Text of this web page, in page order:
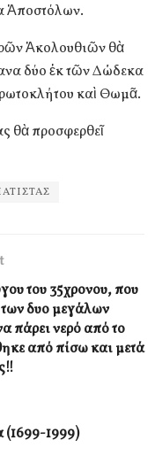
Ἀποστόλων.
Ἀκολουθιῶν θὰ
δύο ἐκ τῶν Δώδεκα
καὶ Θωμᾶ.
θὰ προσφερθεῖ
του 35χρονου, που
των δυο μεγάλων
πάρει νερό από το
από πίσω και μετά
(1699-1999)